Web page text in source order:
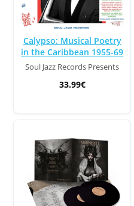
Calypso: Musical Poetry
in the Caribbean 1955-69
Soul Jazz Records Presents
33.99€